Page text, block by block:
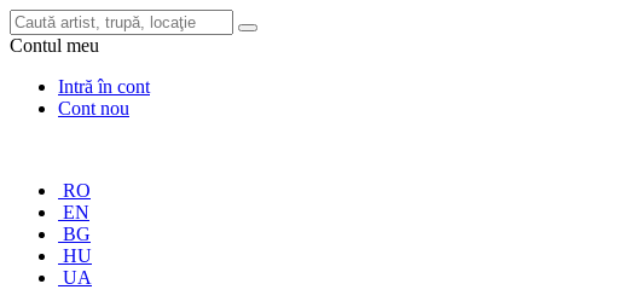
Contul meu
Intră în cont
Cont nou
RO
EN
BG
HU
UA